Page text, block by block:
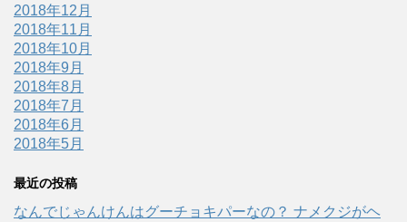
2018年12月
2018年11月
2018年10月
2018年9月
2018年8月
2018年7月
2018年6月
2018年5月
最近の投稿
なんでじゃんけんはグーチョキパーなの？ ナメクジがヘ